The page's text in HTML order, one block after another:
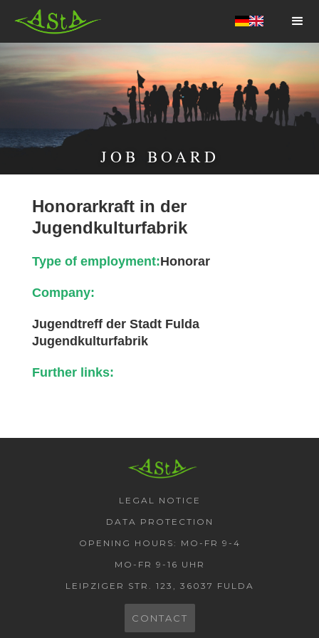
AStA HSF
JOB BOARD
Honorarkraft in der
Jugendkulturfabrik
Type of employment:Honorar
Company:
Jugendtreff der Stadt Fulda
Jugendkulturfabrik
Further links:
AStA HSF
LEGAL NOTICE
DATA PROTECTION
OPENING HOURS: MO-FR 9-4
MO-FR 9-16 UHR
LEIPZIGER STR. 123, 36037 FULDA
CONTACT